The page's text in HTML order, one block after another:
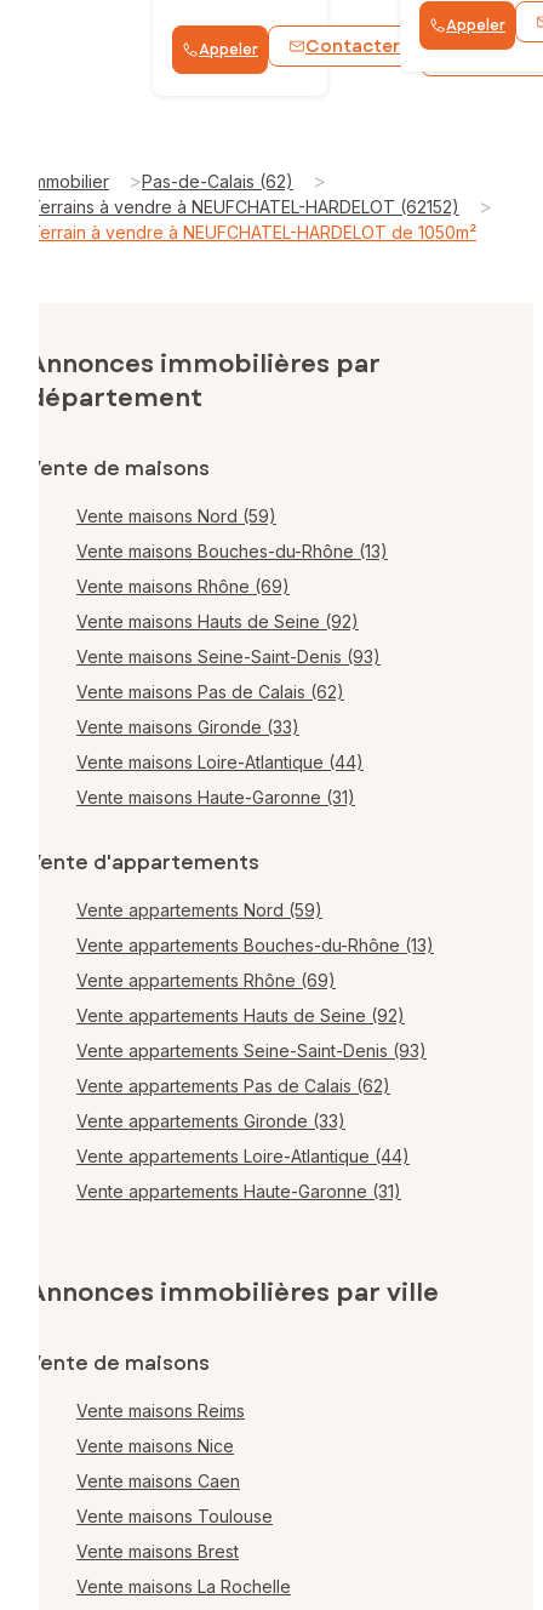
Appeler Contacter WhatsApp
Appeler
Immobilier >Pas-de-Calais (62) >
Terrains à vendre à NEUFCHATEL-HARDELOT (62152) >
Terrain à vendre à NEUFCHATEL-HARDELOT de 1050m²
Annonces immobilières par
département
Vente de maisons
Vente maisons Nord (59)
Vente maisons Bouches-du-Rhône (13)
Vente maisons Rhône (69)
Vente maisons Hauts de Seine (92)
Vente maisons Seine-Saint-Denis (93)
Vente maisons Pas de Calais (62)
Vente maisons Gironde (33)
Vente maisons Loire-Atlantique (44)
Vente maisons Haute-Garonne (31)
Vente d'appartements
Vente appartements Nord (59)
Vente appartements Bouches-du-Rhône (13)
Vente appartements Rhône (69)
Vente appartements Hauts de Seine (92)
Vente appartements Seine-Saint-Denis (93)
Vente appartements Pas de Calais (62)
Vente appartements Gironde (33)
Vente appartements Loire-Atlantique (44)
Vente appartements Haute-Garonne (31)
Annonces immobilières par ville
Vente de maisons
Vente maisons Reims
Vente maisons Nice
Vente maisons Caen
Vente maisons Toulouse
Vente maisons Brest
Vente maisons La Rochelle